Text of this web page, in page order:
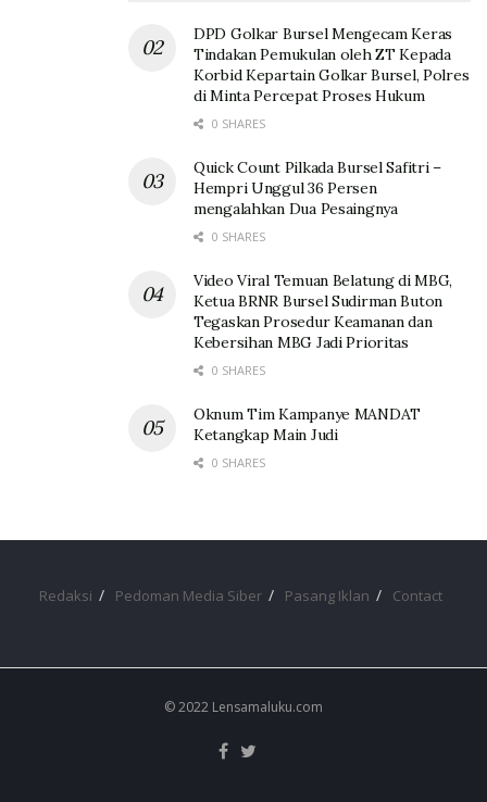
DPD Golkar Bursel Mengecam Keras
Tindakan Pemukulan oleh ZT Kepada
Korbid Kepartain Golkar Bursel, Polres
di Minta Percepat Proses Hukum
0 SHARES
Quick Count Pilkada Bursel Safitri –
Hempri Unggul 36 Persen
mengalahkan Dua Pesaingnya
0 SHARES
Video Viral Temuan Belatung di MBG,
Ketua BRNR Bursel Sudirman Buton
Tegaskan Prosedur Keamanan dan
Kebersihan MBG Jadi Prioritas
0 SHARES
Oknum Tim Kampanye MANDAT
Ketangkap Main Judi
0 SHARES
Redaksi Pedoman Media Siber Pasang Iklan Contact
© 2022 Lensamaluku.com